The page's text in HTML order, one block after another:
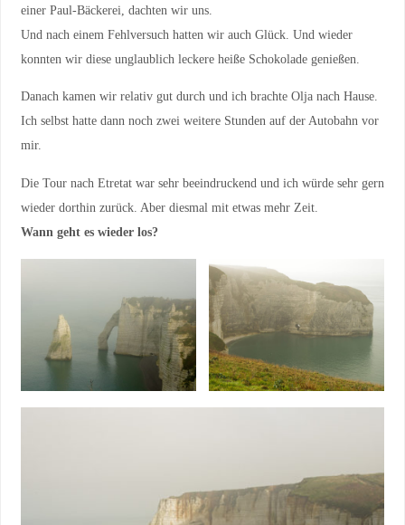
einer Paul-Bäckerei, dachten wir uns.
Und nach einem Fehlversuch hatten wir auch Glück. Und wieder
konnten wir diese unglaublich leckere heiße Schokolade genießen.
Danach kamen wir relativ gut durch und ich brachte Olja nach Hause.
Ich selbst hatte dann noch zwei weitere Stunden auf der Autobahn vor
mir.
Die Tour nach Etretat war sehr beeindruckend und ich würde sehr gern
wieder dorthin zurück. Aber diesmal mit etwas mehr Zeit.
Wann geht es wieder los?